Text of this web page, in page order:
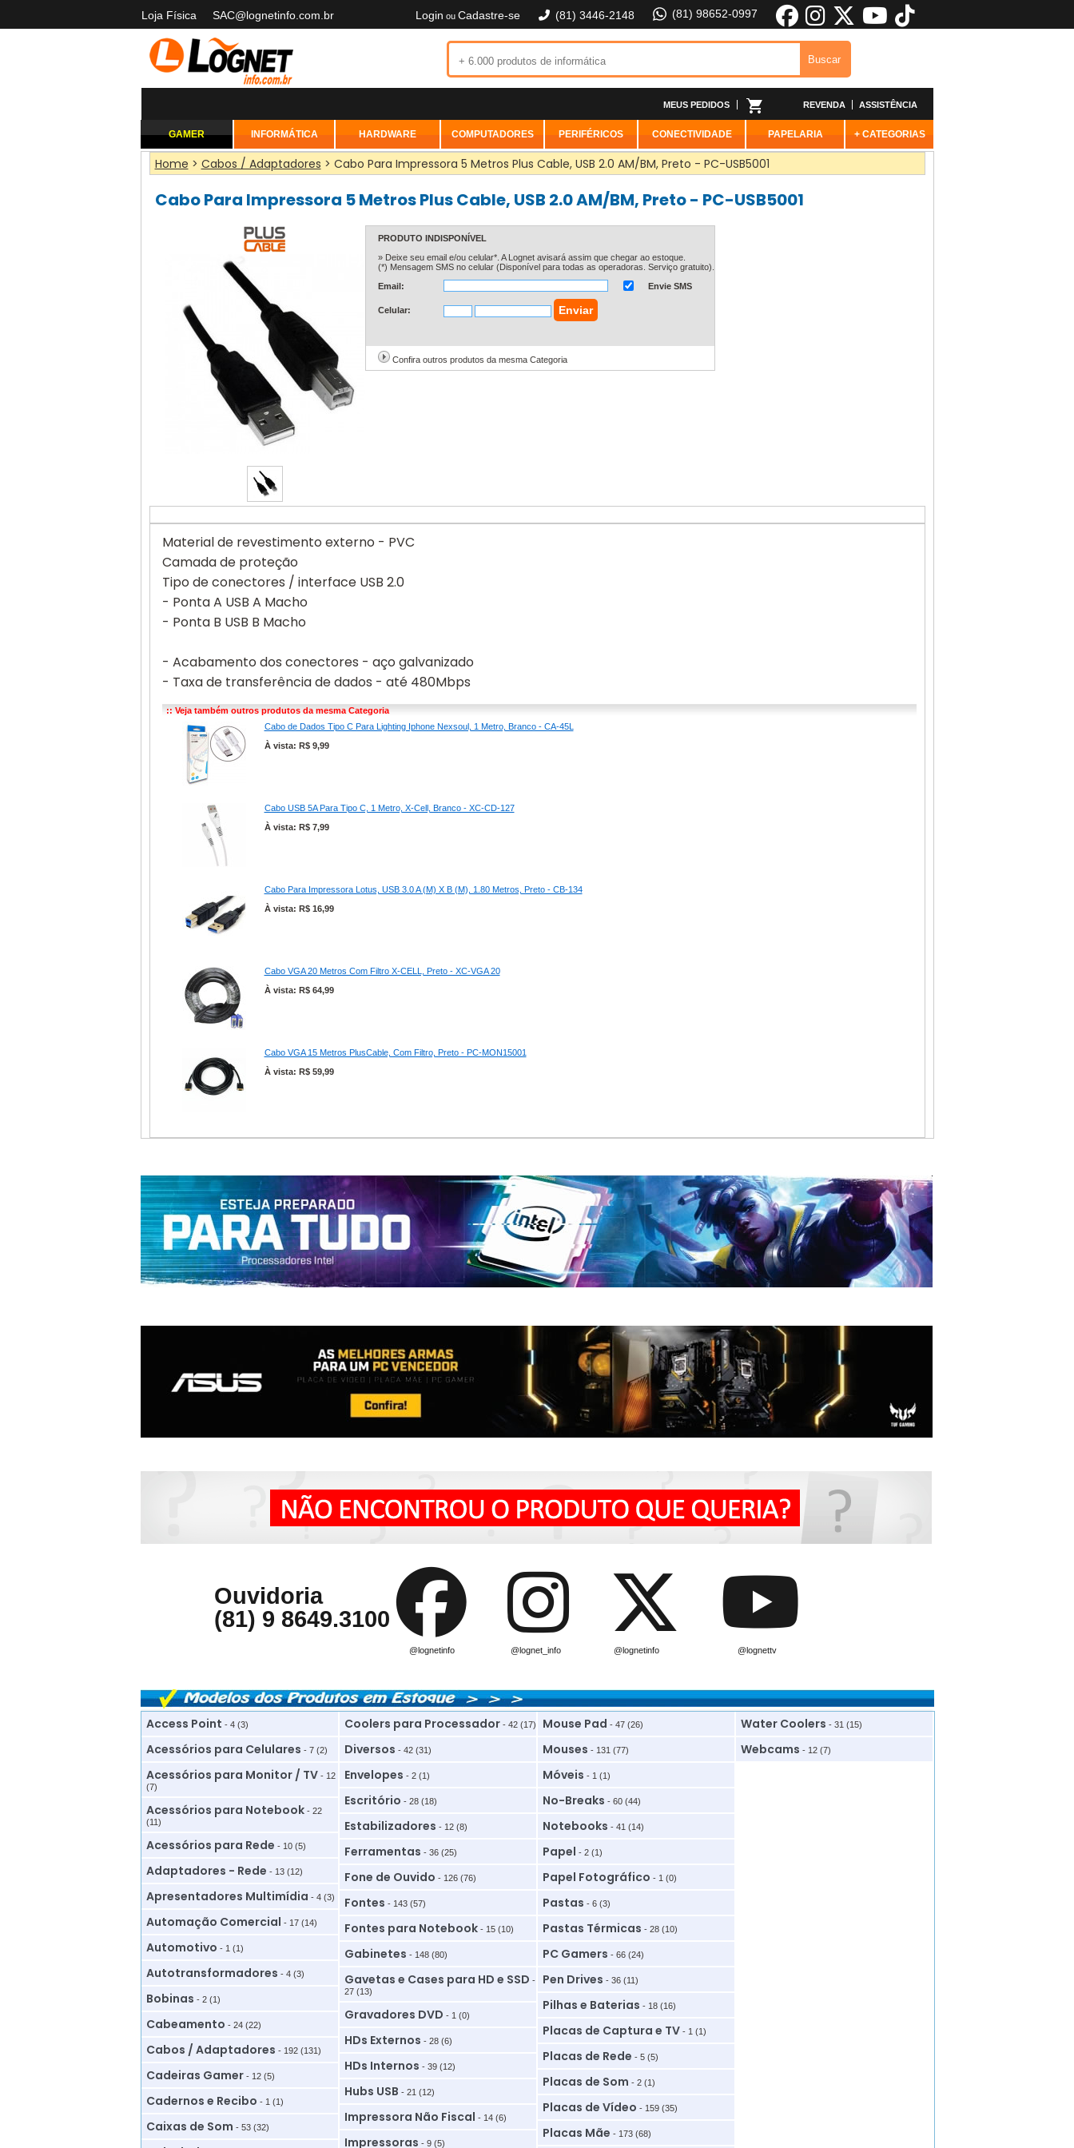
Loja Física SAC@lognetinfo.com.br (81) 98652-0997
(81) 3446-2148
Login ou Cadastre-se
MEUS PEDIDOS REVENDA ASSISTÊNCIA
GAMER INFORMÁTICA HARDWARE COMPUTADORES PERIFÉRICOS CONECTIVIDADE PAPELARIA + CATEGORIAS
Home > Cabos / Adaptadores > Cabo Para Impressora 5 Metros Plus Cable, USB 2.0 AM/BM, Preto - PC-USB5001
Cabo Para Impressora 5 Metros Plus Cable, USB 2.0 AM/BM, Preto - PC-USB5001
PRODUTO INDISPONÍVEL
» Deixe seu email e/ou celular*. A Lognet avisará assim que chegar ao estoque.
(*) Mensagem SMS no celular (Disponível para todas as operadoras. Serviço gratuito).
Email:
Envie SMS
Celular:
Confira outros produtos da mesma Categoria
Material de revestimento externo - PVC
Camada de proteção
Tipo de conectores / interface USB 2.0
- Ponta A USB A Macho
- Ponta B USB B Macho
- Acabamento dos conectores - aço galvanizado
- Taxa de transferência de dados - até 480Mbps
:: Veja também outros produtos da mesma Categoria
Cabo de Dados Tipo C Para Lighting Iphone Nexsoul, 1 Metro, Branco - CA-45L
À vista: R$ 9,99
Cabo USB 5A Para Tipo C, 1 Metro, X-Cell, Branco - XC-CD-127
À vista: R$ 7,99
Cabo Para Impressora Lotus, USB 3.0 A (M) X B (M), 1.80 Metros, Preto - CB-134
À vista: R$ 16,99
Cabo VGA 20 Metros Com Filtro X-CELL, Preto - XC-VGA 20
À vista: R$ 64,99
Cabo VGA 15 Metros PlusCable, Com Filtro, Preto - PC-MON15001
À vista: R$ 59,99
Ouvidoria
(81) 9 8649.3100
@lognetinfo @lognet_info @lognetinfo @lognettv
Access Point - 4 (3)
Acessórios para Celulares - 7 (2)
Acessórios para Monitor / TV- 12
(7)
Acessórios para Notebook- 22
(11)
Acessórios para Rede - 10 (5)
Adaptadores - Rede - 13 (12)
Apresentadores Multimídia - 4 (3)
Automação Comercial - 17 (14)
Automotivo - 1 (1)
Autotransformadores - 4 (3)
Bobinas - 2 (1)
Cabeamento - 24 (22)
Cabos / Adaptadores - 192 (131)
Cadeiras Gamer- 12 (5)
Cadernos e Recibo - 1 (1)
Caixas de Som - 53 (32)
Coolers para Processador- 42 (17)
Diversos - 42 (31)
Envelopes - 2 (1)
Escritório - 28 (18)
Estabilizadores - 12 (8)
Ferramentas - 36 (25)
Fone de Ouvido - 126 (76)
Fontes - 143 (57)
Fontes para Notebook- 15 (10)
Gabinetes - 148 (80)
Gavetas e Cases para HD e SSD -
27 (13)
Gravadores DVD - 1 (0)
HDs Externos - 28 (6)
HDs Internos - 39 (12)
Hubs USB - 21 (12)
Impressora Não Fiscal - 14 (6)
Impressoras - 9 (5)
Mouse Pad - 47 (26)
Mouses - 131 (77)
Móveis - 1 (1)
No-Breaks - 60 (44)
Notebooks - 41 (14)
Papel - 2 (1)
Papel Fotográfico - 1 (0)
Pastas - 6 (3)
Pastas Térmicas - 28 (10)
PC Gamers - 66 (24)
Pen Drives - 36 (11)
Pilhas e Baterias - 18 (16)
Placas de Captura e TV- 1 (1)
Placas de Rede - 5 (5)
Placas de Som - 2 (1)
Placas de Vídeo - 159 (35)
Placas Mãe - 173 (68)
Water Coolers - 31 (15)
Webcams - 12 (7)